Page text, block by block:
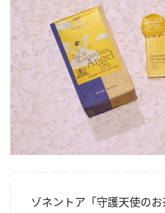
ゾネントア「守護天使の